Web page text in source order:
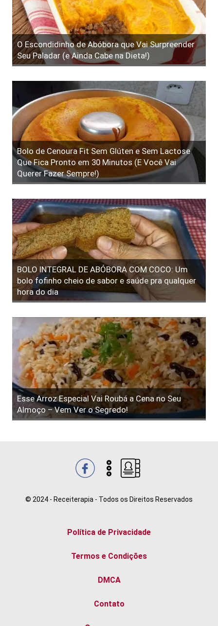
O Escondidinho de Abóbora que Vai Surpreender
Seu Paladar (e Ainda Cabe na Dieta!)
Bolo de Cenoura Fit Sem Glúten e Sem Lactose
Que Fica Pronto em 30 Minutos (E Você Vai
Querer Fazer Sempre!)
BOLO INTEGRAL DE ABÓBORA COM COCO: Um
bolo fofinho cheio de sabor e saúde pra qualquer
hora do dia
Esse Arroz Especial Vai Roubá a Cena no Seu
Almoço – Vem Ver o Segredo!
© 2024 - Receiterapia - Todos os Direitos Reservados
Contato
DMCA
Termos e Condições
Política de Privacidade